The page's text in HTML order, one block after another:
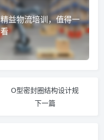
精益物流培训，值得一
看
O型密封圈结构设计规
下一篇